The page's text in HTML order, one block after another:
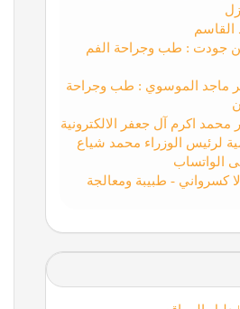
القاسم
جودت : طب وجراحة الفم
ماجد الموسوي : طب وجراحة
محمد اكرم آل جعفر الالكترونية
لرئيس الوزراء محمد شياع
الواتساب
كسرواني - طبيبة ومعالجة